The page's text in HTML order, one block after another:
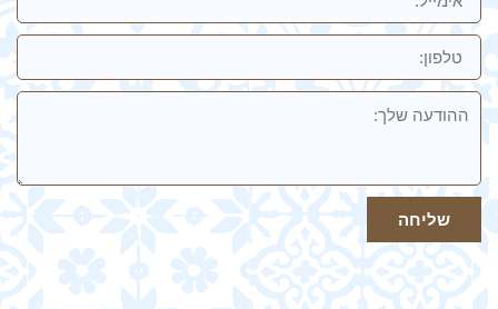
טלפון:
ההודעה
שלך
שליחה